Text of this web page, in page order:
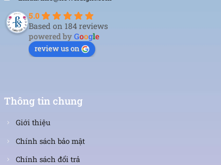
5.0
Based on 184 reviews
powered byGoogle
review us on
Thông tin chung
Giới thiệu
Chính sách bảo mật
Chính sách đổi trả